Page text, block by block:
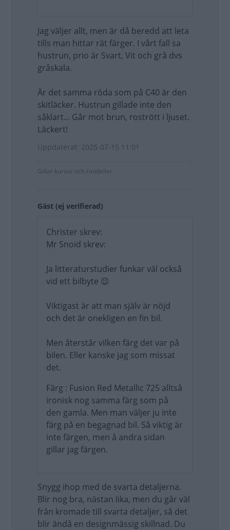
Jag väljer allt, men är då beredd att leta
tills man hittar rät färger. I vårt fall sa
hustrun, prio är Svart, Vit och grå dvs
gråskala.
Är det samma röda som på C40 är den
skitläcker. Hustrun gillade inte den
såklart... Går mot brun, rostrött i ljuset.
Läckert!
Uppdaterat: 2025-07-15 11:01
Gillar kurvor och rondeller
Gäst (ej verifierad)
Christer skrev:
Mr Snoid skrev:
Ja litteraturstudier funkar väl också
vid ett bilbyte 😉
Viktigast är att man själv är nöjd
och det är onekligen en fin bil.
Men återstår vilken färg det var på
bilen. Eller kanske jag som missat
det.
Färg : Fusion Red Metallic 725 alltså
ironisk nog samma färg som på
den gamla. Men man väljer ju inte
färg på en begagnad bil. Så viktig är
inte färgen, men å andra sidan
gillar jag färgen.
Snygg ihop med de svarta detaljerna.
Blir nog bra, nästan lika, men du går väl
från kromade till svarta detaljer, så det
blir ändå en designmässig skillnad. Du